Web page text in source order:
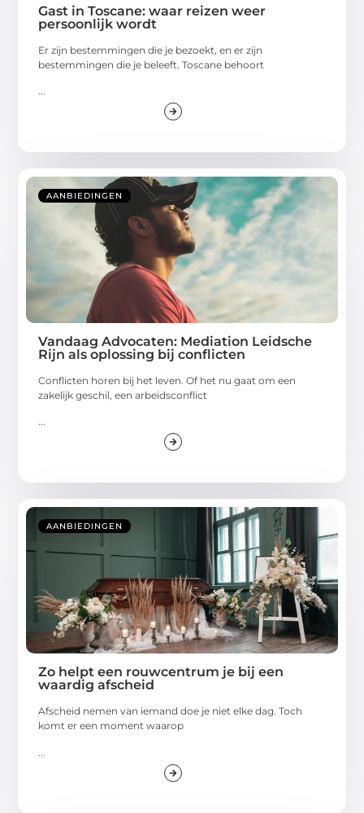
Gast in Toscane: waar reizen weer
persoonlijk wordt
Er zijn bestemmingen die je bezoekt, en er zijn
bestemmingen die je beleeft. Toscane behoort
...
AANBIEDINGEN
Vandaag Advocaten: Mediation Leidsche
Rijn als oplossing bij conflicten
Conflicten horen bij het leven. Of het nu gaat om een
zakelijk geschil, een arbeidsconflict
...
AANBIEDINGEN
Zo helpt een rouwcentrum je bij een
waardig afscheid
Afscheid nemen van iemand doe je niet elke dag. Toch
komt er een moment waarop